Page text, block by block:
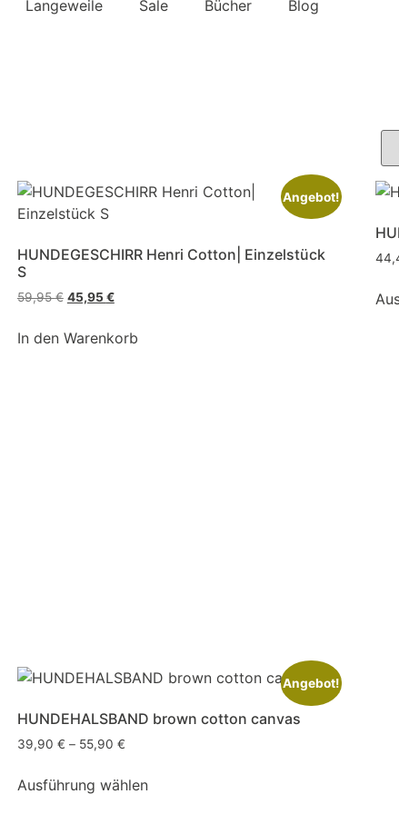
Langeweile Sale Bücher Blog
Angebot!
HUNDEGESCHIRR Henri Cotton| Einzelstück
S
59,95€ 45,95 €
In den Warenkorb
Angebot!
HUNDEHALSBAND brown cotton canvas
39,90 € – 55,90 €
Ausführung wählen